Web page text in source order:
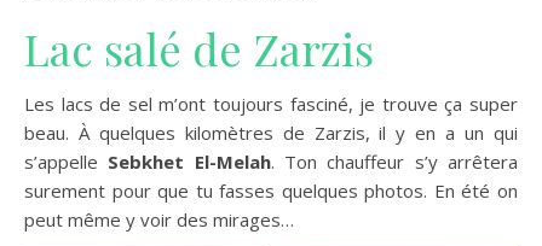
Lac salé de Zarzis
Les lacs de sel m’ont toujours fasciné, je trouve ça super
beau. À quelques kilomètres de Zarzis, il y en a un qui
s’appelle Sebkhet El-Melah. Ton chauffeur s’y arrêtera
surement pour que tu fasses quelques photos. En été on
peut même y voir des mirages…